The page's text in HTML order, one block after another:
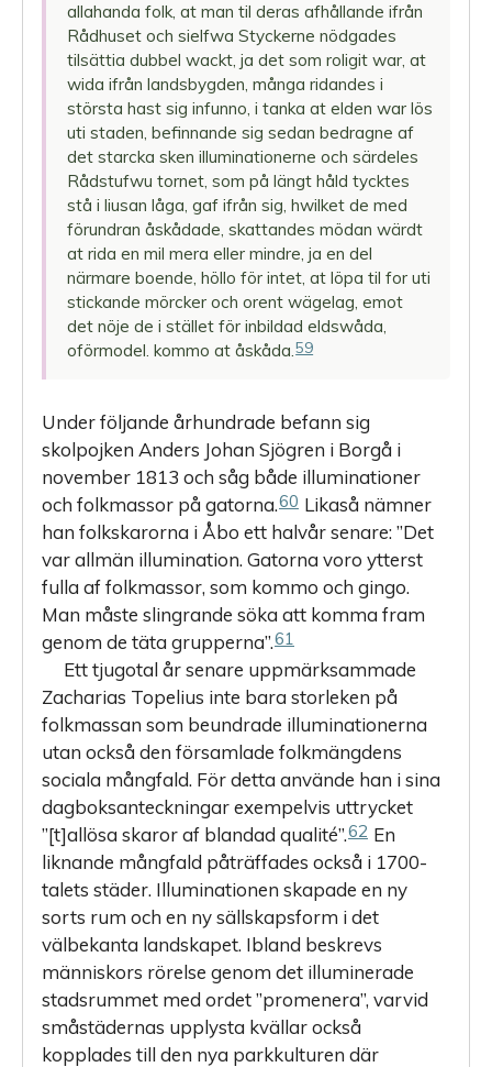
allahanda folk, at man til deras afhållande ifrån
­Rådhuset och sielfwa Styckerne nödgades
tilsättia dubbel wackt, ja det som roligit war, at
wida ifrån landsbygden, många ridandes i
största hast sig infunno, i tanka at elden war lös
uti staden, befinnande sig sedan bedragne af
det starcka sken illuminationerne och särdeles
Rådstufwu tornet, som på längt håld tycktes
stå i liusan låga, gaf ifrån sig, hwilket de med
förundran åskådade, skattandes mödan wärdt
at rida en mil mera eller mindre, ja en del
närmare boende, höllo för intet, at löpa til for uti
stickande mörcker och orent wägelag, emot
det nöje de i stället för inbildad eldswåda,
oförmodel. kommo at åskåda.59
Under följande århundrade befann sig
skolpojken Anders Johan Sjögren i Borgå i
november 1813 och såg både illuminationer
och folkmassor på gatorna.60 Likaså nämner
han folkskarorna i Åbo ett halvår senare: ”Det
var allmän illumination. Gatorna voro ytterst
fulla af folkmassor, som kommo och gingo.
Man måste slingrande söka att komma fram
genom de täta grupperna”.61
Ett tjugotal år senare uppmärksammade
Zacharias Topelius inte bara storleken på
folkmassan som beundrade illuminationerna
utan också den församlade folkmängdens
sociala mångfald. För detta använde han i sina
dagboksanteckningar exempelvis uttrycket
”[t]allösa skaror af blandad qualité”.62 En
liknande mångfald påträffades också i 1700-
talets städer. Illuminationen skapade en ny
sorts rum och en ny sällskapsform i det
välbekanta landskapet. Ibland beskrevs
människors rörelse genom det illuminerade
stadsrummet med ordet ”promenera”, varvid
småstädernas upplysta kvällar också
kopplades till den nya parkkulturen där